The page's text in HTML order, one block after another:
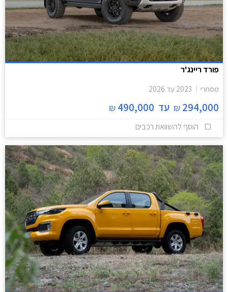
פורד ריינג'ר
מסחרי 2023 עד 2026
294,000
₪ עד 490,000
₪
הוסף להשוואת רכבים